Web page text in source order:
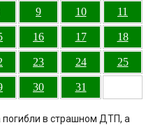
9 10 11
16 17 18
23 24 25
30 31
погибли в страшном ДТП, а